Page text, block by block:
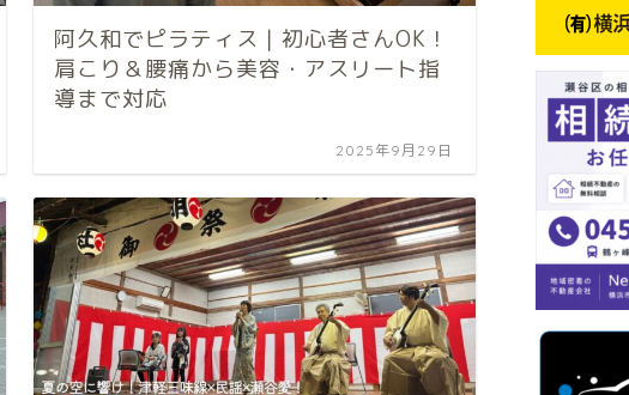
阿久和でピラティス｜初心者さんOK！
肩こり＆腰痛から美容・アスリート指
導まで対応
2025年9月29日